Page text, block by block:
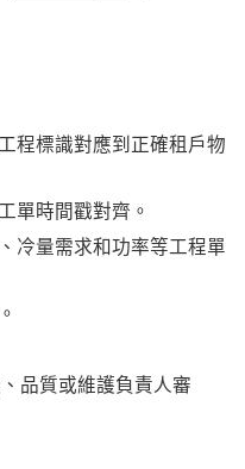
程標識對應到正確租戶物
單時間戳對齊。
冷量需求和功率等工程單
品質或維護負責人審